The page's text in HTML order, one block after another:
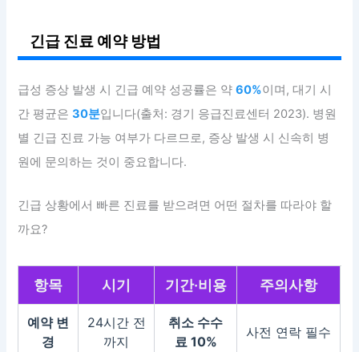
긴급 진료 예약 방법
급성 증상 발생 시 긴급 예약 성공률은 약60%이며, 대기 시
간 평균은30분입니다(출처: 경기 응급진료센터 2023). 병원
별 긴급 진료 가능 여부가 다르므로, 증상 발생 시 신속히 병
원에 문의하는 것이 중요합니다.
긴급 상황에서 빠른 진료를 받으려면 어떤 절차를 따라야 할
까요?
항목 시기 기간·비용 주의사항
예약 변
경
24시간 전
까지
취소 수수
료 10%
사전 연락 필수